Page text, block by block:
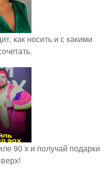
как носить и с какими
90 х и получай подарки